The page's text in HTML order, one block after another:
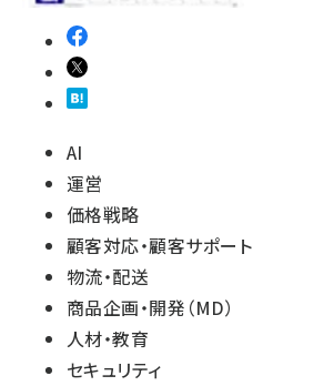
AI
運営
価格戦略
顧客対応・顧客サポート
物流・配送
商品企画・開発（MD）
人材・教育
セキュリティ